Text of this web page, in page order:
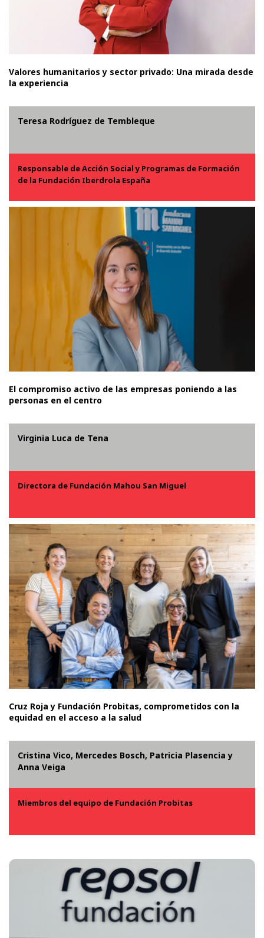
Valores humanitarios y sector privado: Una mirada desde
la experiencia
Teresa Rodríguez de Tembleque
Responsable de Acción Social y Programas de Formación
de la Fundación Iberdrola España
El compromiso activo de las empresas poniendo a las
personas en el centro
Virginia Luca de Tena
Directora de Fundación Mahou San Miguel
Cruz Roja y Fundación Probitas, comprometidos con la
equidad en el acceso a la salud
Cristina Vico, Mercedes Bosch, Patricia Plasencia y
Anna Veiga
Miembros del equipo de Fundación Probitas